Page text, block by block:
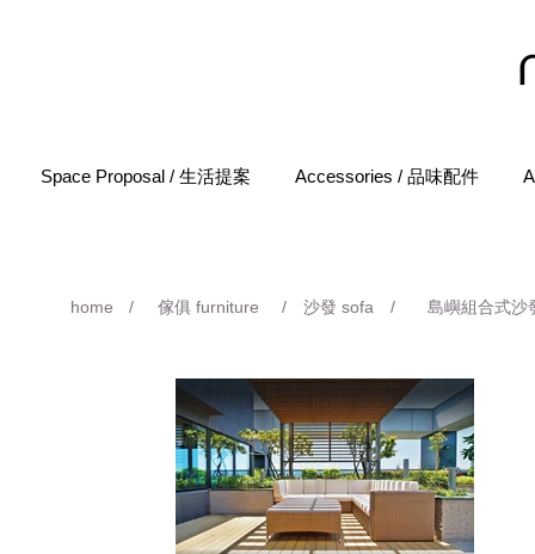
Space Proposal / 生活提案 Accessories / 品味配件
home / 傢俱 furniture / 沙發 sofa / 島嶼組合式沙